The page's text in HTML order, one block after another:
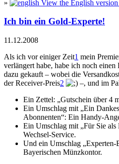
» View the English
Ich bin ein Gold-Experte!
11.12.2008
Als ich vor einiger Zeit1 mein
verlängert habe, habe ich noch
dazu gekauft – wobei die
der Receiver-Preis2
–, und im
Ein Zettel: „Gutschein über 4
Ein Umschlag mit „Ein
Abonnenten“: Ein Handy-
Ein Umschlag mit „Für Sie
Wechsel-Service.
Und ein Umschlag
Bayerischen Münzkontor.